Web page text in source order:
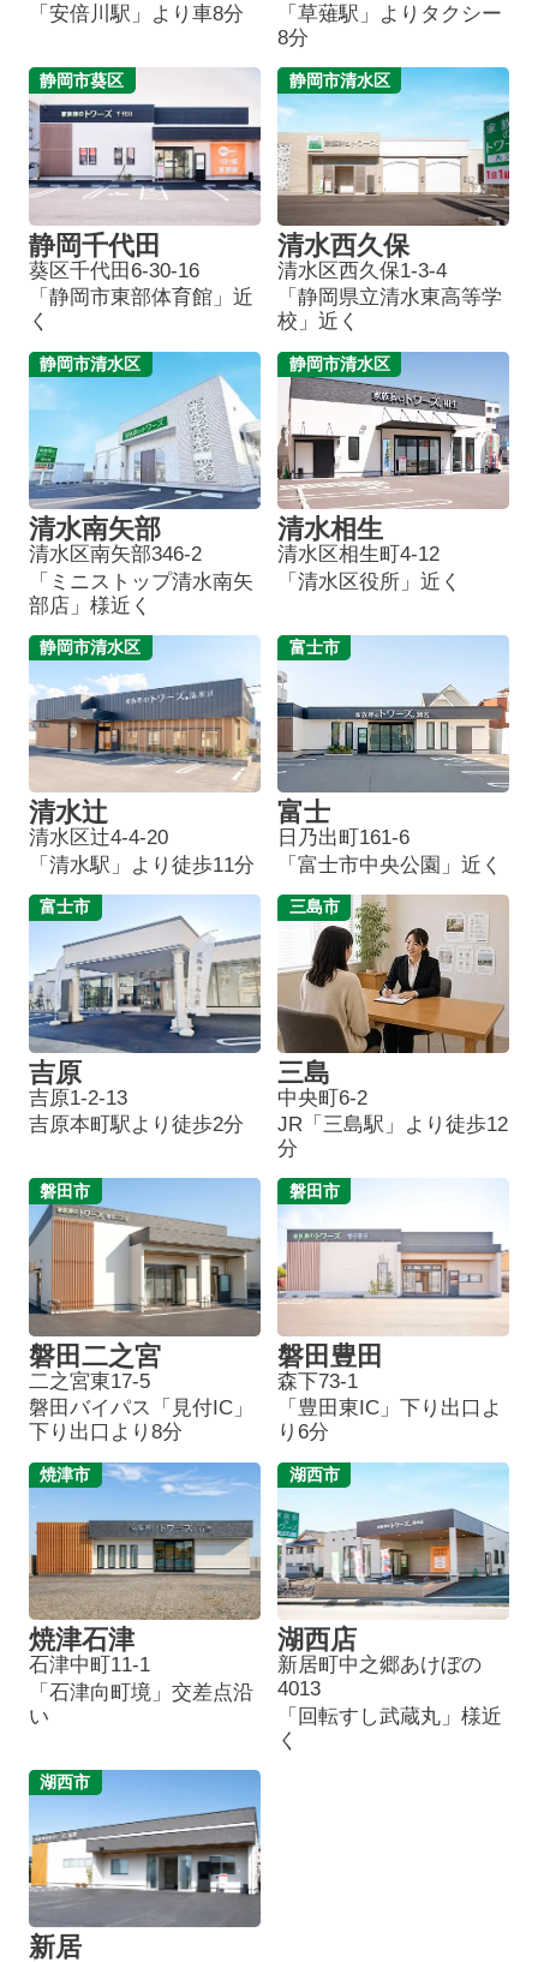
「安倍川駅」より車8分
「草薙駅」よりタクシー
8分
静岡市葵区
静岡千代田
葵区千代田6-30-16
「静岡市東部体育館」近
く
静岡市清水区
清水西久保
清水区西久保1-3-4
「静岡県立清水東高等学
校」近く
静岡市清水区
清水南矢部
清水区南矢部346-2
「ミニストップ清水南矢
部店」様近く
静岡市清水区
清水相生
清水区相生町4-12
「清水区役所」近く
静岡市清水区
清水辻
清水区辻4-4-20
「清水駅」より徒歩11分
富士市
富士
日乃出町161-6
「富士市中央公園」近く
富士市
吉原
吉原1-2-13
吉原本町駅より徒歩2分
三島市
三島
中央町6-2
JR「三島駅」より徒歩12
分
磐田市
磐田二之宮
二之宮東17-5
磐田バイパス「見付IC」
下り出口より8分
磐田市
磐田豊田
森下73-1
「豊田東IC」下り出口よ
り6分
焼津市
焼津石津
石津中町11-1
「石津向町境」交差点沿
い
湖西市
湖西店
新居町中之郷あけぼの
4013
「回転すし武蔵丸」様近
く
湖西市
新居